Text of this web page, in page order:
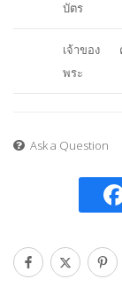
บัตร
เจ้าของ
พระ
Ask a Question